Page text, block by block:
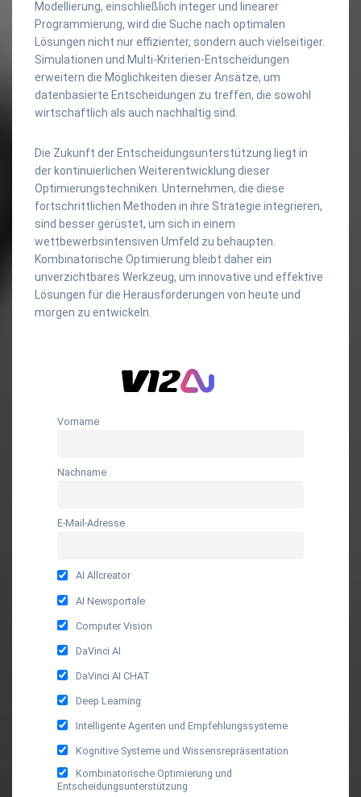
Modellierung, einschließlich integer und linearer
Programmierung, wird die Suche nach optimalen
Lösungen nicht nur effizienter, sondern auch vielseitiger.
Simulationen und Multi-Kriterien-Entscheidungen
erweitern die Möglichkeiten dieser Ansätze, um
datenbasierte Entscheidungen zu treffen, die sowohl
wirtschaftlich als auch nachhaltig sind.
Die Zukunft der Entscheidungsunterstützung liegt in
der kontinuierlichen Weiterentwicklung dieser
Optimierungstechniken. Unternehmen, die diese
fortschrittlichen Methoden in ihre Strategie integrieren,
sind besser gerüstet, um sich in einem
wettbewerbsintensiven Umfeld zu behaupten.
Kombinatorische Optimierung bleibt daher ein
unverzichtbares Werkzeug, um innovative und effektive
Lösungen für die Herausforderungen von heute und
morgen zu entwickeln.
Vorname
Nachname
E-Mail-Adresse
AI Allcreator
AI Newsportale
Computer Vision
DaVinci AI
DaVinci AI CHAT
Deep Learning
Intelligente Agenten und Empfehlungssysteme
Kognitive Systeme und Wissensrepräsentation
Kombinatorische Optimierung und
Entscheidungsunterstützung